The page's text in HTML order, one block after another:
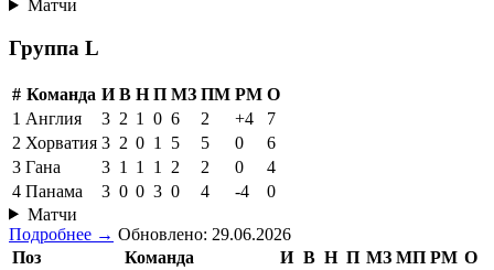
Матчи
Группа L
# Команда И В Н П МЗ ПМ РМ О
1 Англия 3 2 1 0 6 2 +4
7
2 Хорватия 3 2 0 1 5 5 0
6
3 Гана 3 1 1 1 2 2 0
4
4 Панама 3 0 0 3 0 4 -4
0
Матчи
Подробнее → Обновлено: 29.06.2026
Поз
Команда И В Н П МЗ МП РМ О